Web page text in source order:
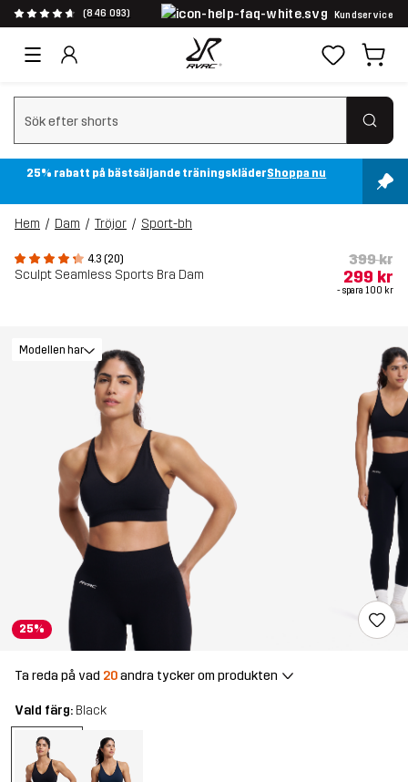
(846 093) Kundservice
Rensa sök
25% rabatt på bästsäljande träningskläderShoppa nu
Hem Dam Tröjor Sport-bh
4.3 (20)
Sculpt Seamless Sports Bra Dam
399 kr
299 kr
- spara 100 kr
25%
Modellen har
Ta reda på vad 20andra tycker om produkten
Vald färg: Black